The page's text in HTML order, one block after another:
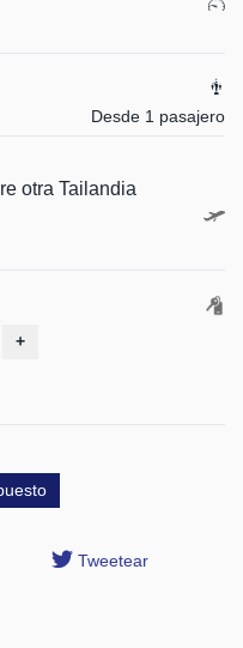
Desde 1 pasajero
otra Tailandia
+
Tweetear